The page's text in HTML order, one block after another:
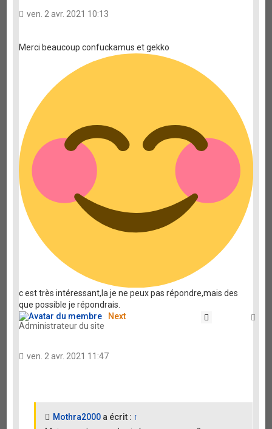
ven. 2 avr. 2021 10:13
Merci beaucoup confuckamus et gekko
c est très intéressant,la je ne peux pas répondre,mais des
que possible je répondrais.
Next
Administrateur du site
ven. 2 avr. 2021 11:47
Mothra2000 a écrit : ↑